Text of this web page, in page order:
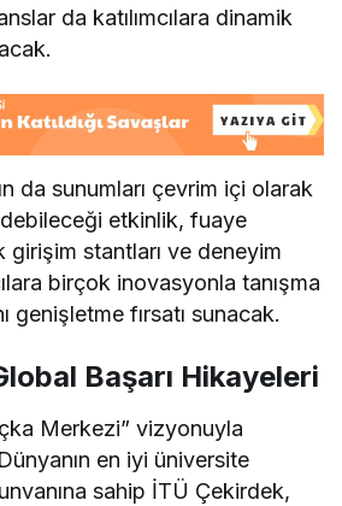
da katılımcılara dinamik
da sunumları çevrim içi olarak
etkinlik, fuaye
girişim stantları ve deneyim
birçok inovasyonla tanışma
genişletme fırsatı sunacak.
Başarı Hikayeleri
Merkezi” vizyonuyla
en iyi üniversite
sahip İTÜ Çekirdek,